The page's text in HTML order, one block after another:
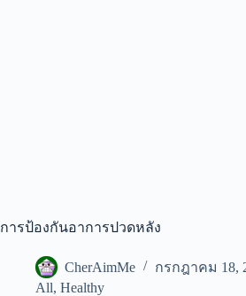
การป้องกันอาการปวดหลัง
CherAimMe
กรกฎาคม 18,
All, Healthy